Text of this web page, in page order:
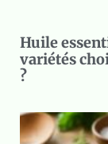
Huile
variétés
?